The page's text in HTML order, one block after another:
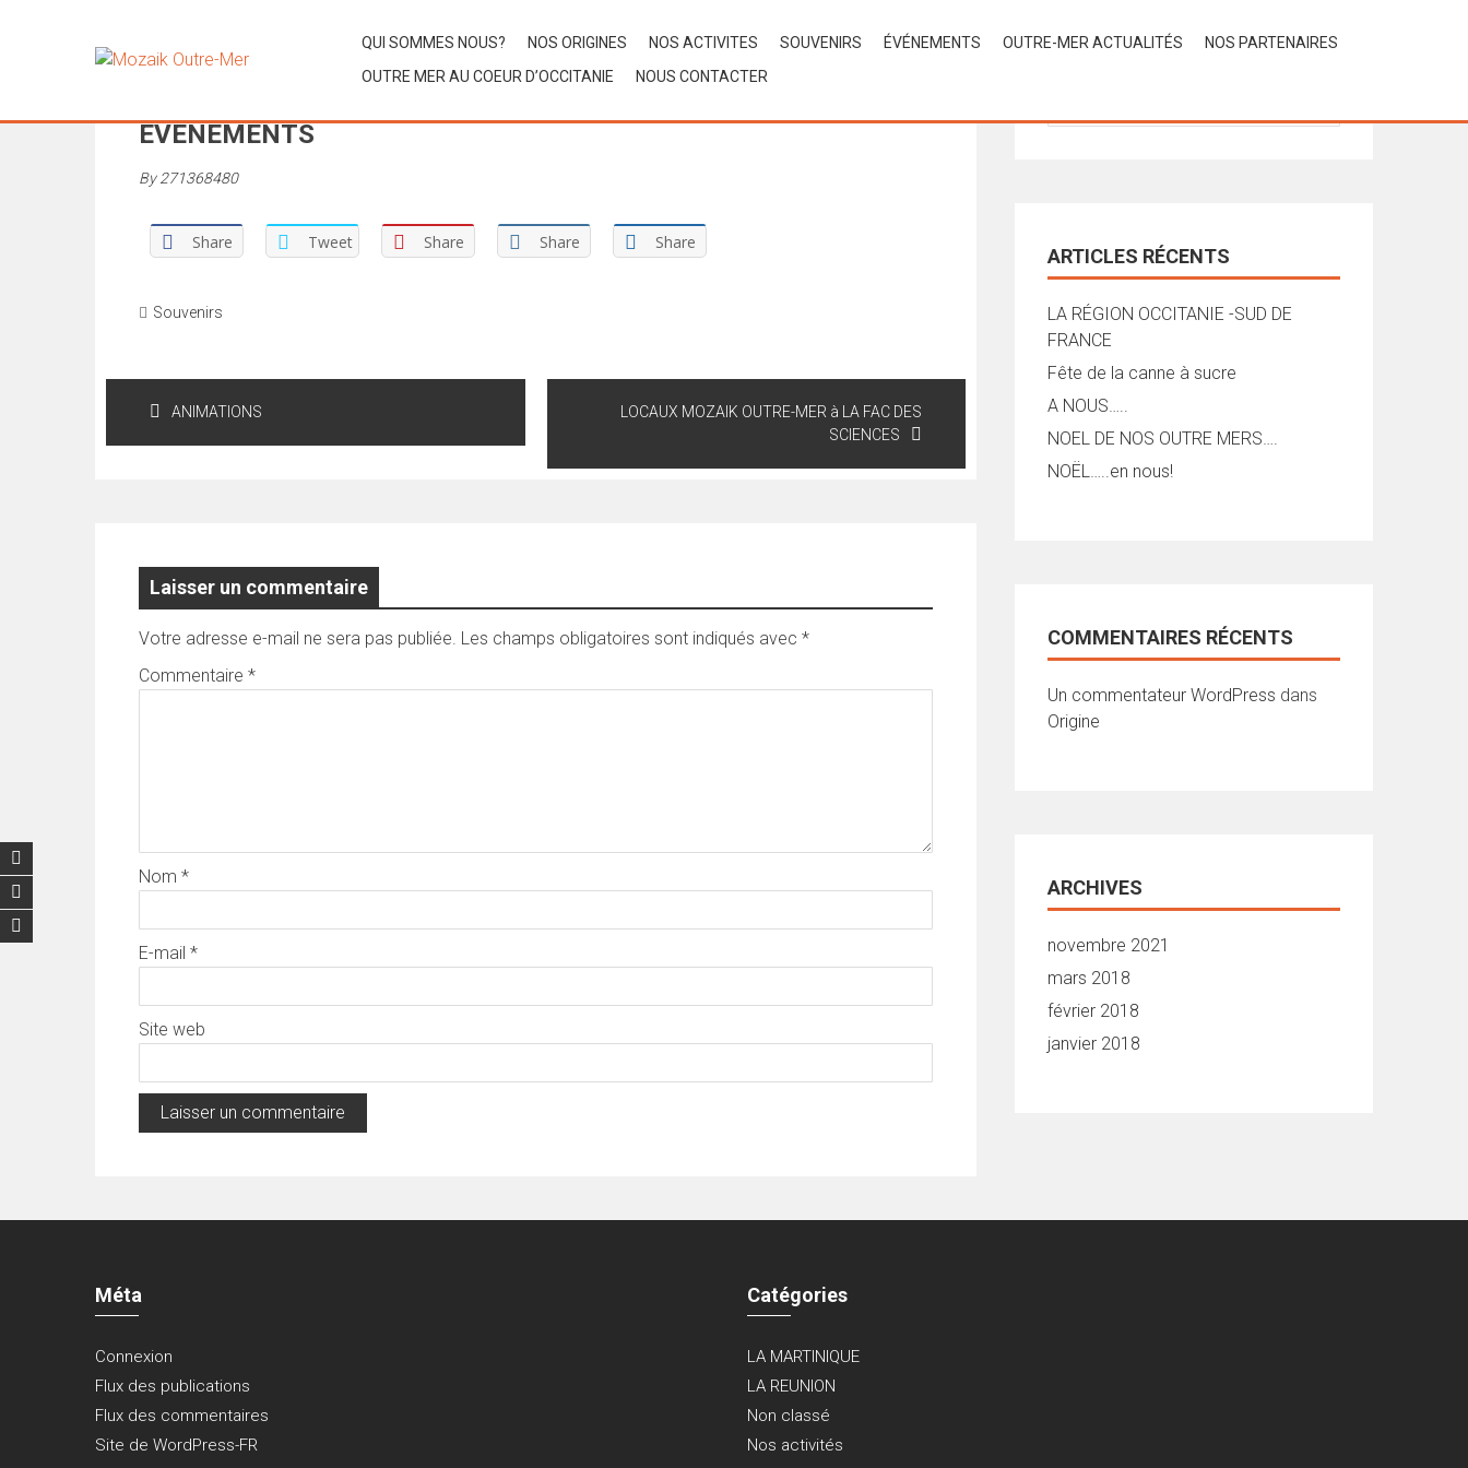
QUI SOMMES NOUS? NOS ORIGINES NOS ACTIVITES SOUVENIRS ÉVÉNEMENTS OUTRE-MER ACTUALITÉS
NOS PARTENAIRES
OUTRE MER AU COEUR D’OCCITANIE
NOUS CONTACTER
ÉVÉNEMENTS
09
By 271368480
Share Tweet Share Share Share
Souvenirs
Navigation
ANIMATIONS
LOCAUX MOZAIK OUTRE-MER à LA FAC DES
SCIENCES
Laisser un commentaire
Votre adresse e-mail ne sera pas publiée. Les champs obligatoires sont indiqués avec *
Commentaire *
Nom *
E-mail *
Site web
ARTICLES RÉCENTS
LA RÉGION OCCITANIE -SUD DE
FRANCE
Fête de la canne à sucre
A NOUS…..
NOEL DE NOS OUTRE MERS….
NOËL…..en nous!
COMMENTAIRES RÉCENTS
Un commentateur WordPress dans
Origine
ARCHIVES
novembre 2021
mars 2018
février 2018
janvier 2018
Méta
Connexion
Flux des publications
Flux des commentaires
Site de WordPress-FR
Catégories
LA MARTINIQUE
LA REUNION
Non classé
Nos activités